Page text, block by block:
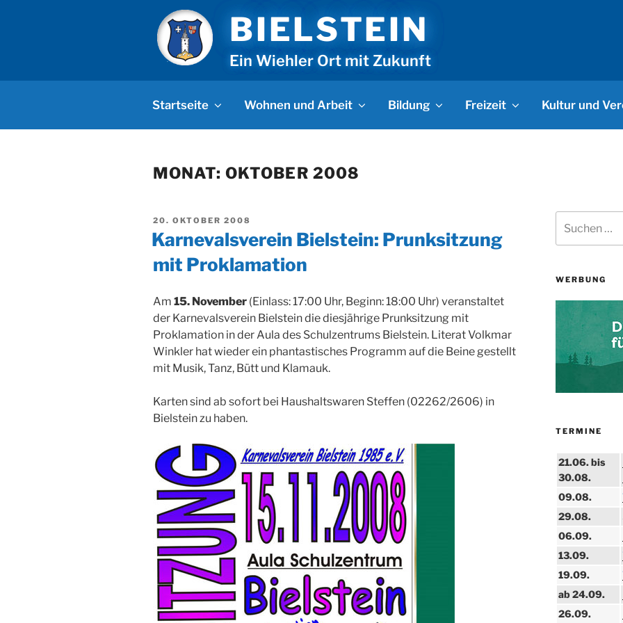
BIELSTEIN
Ein Wiehler Ort mit Zukunft
Startseite Wohnen und Arbeit Bildung Freizeit Kultur und
MONAT: OKTOBER 2008
VERÖFFENTLICHT
AM
20. OKTOBER 2008
Karnevalsverein Bielstein: Prunksitzung
mit Proklamation
Am 15. November (Einlass: 17:00 Uhr, Beginn: 18:00 Uhr) veranstaltet
der Karnevalsverein Bielstein die diesjährige Prunksitzung mit
Proklamation in der Aula des Schulzentrums Bielstein. Literat Volkmar
Winkler hat wieder ein phantastisches Programm auf die Beine gestellt
mit Musik, Tanz, Bütt und Klamauk.
Karten sind ab sofort bei Haushaltswaren Steffen (02262/2606) in
Bielstein zu haben.
nach:
WERBUNG
TERMINE
21.06. bis
30.08.
09.08.
29.08.
06.09.
13.09.
19.09.
ab 24.09.
26.09.